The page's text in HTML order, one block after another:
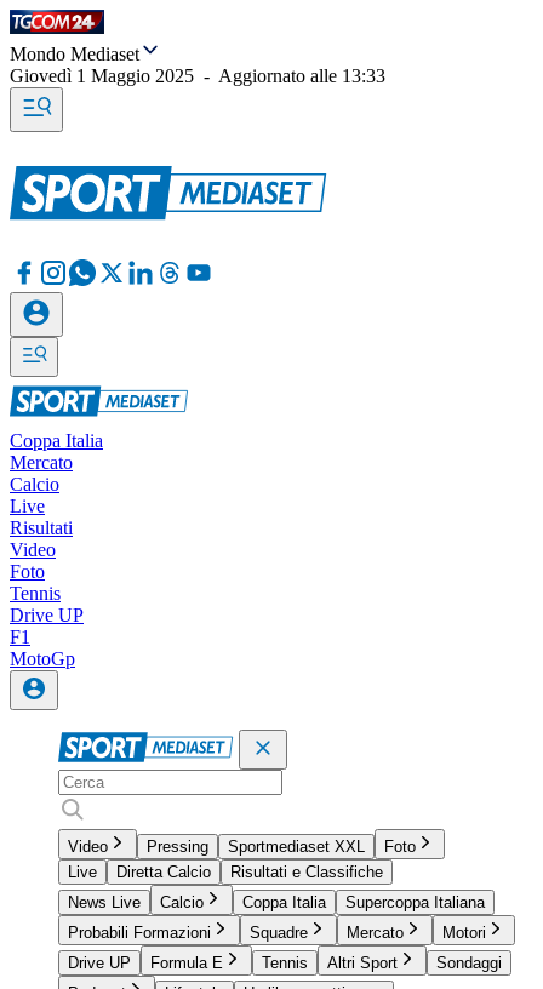
Mondo Mediaset
Giovedì 1 Maggio 2025 - Aggiornato alle 13:33
Coppa Italia
Mercato
Calcio
Live
Risultati
Video
Foto
Tennis
Drive UP
F1
MotoGp
Video Pressing Sportmediaset XXL
Foto
Live
Diretta Calcio
Risultati e Classifiche
News Live
Calcio Coppa Italia
Supercoppa Italiana
Probabili Formazioni
Squadre Mercato
Motori
Drive UP
Formula E Tennis Altri Sport
Sondaggi